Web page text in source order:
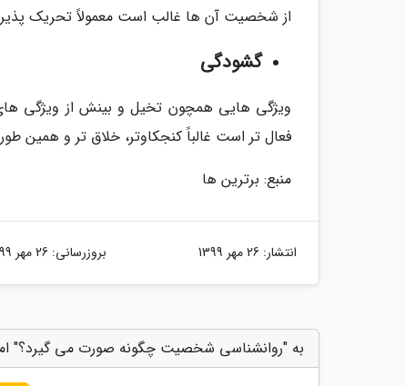
از شخصیت آن ها غالب است معمولاً تحریک
گشودگی
ویژگی هایی همچون تخیل و بینش از ویژگی
فعال تر است غالباً کنجکاوتر، خلاق تر و همین
منبع: برترین ها
انتشار: 26 مهر 1399 بروزرسانی: 26 مهر 1399
به "روانشناسی شخصیت چگونه صورت می گیرد؟"